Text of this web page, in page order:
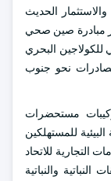
الحديث
مبادرة صين صحي
للكولاجين البحري
نحو جنوب
مستحضرات
للمستهلكين
التجارية للاتحاد
والنباتية